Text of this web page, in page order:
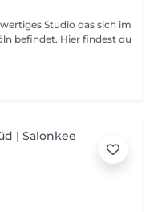
Studio das sich im
befindet. Hier findest du